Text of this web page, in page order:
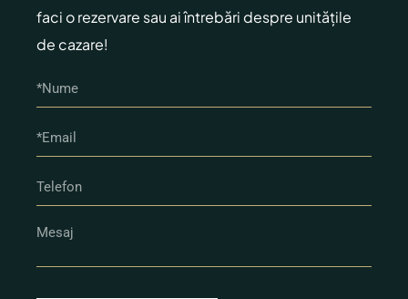
faci o rezervare sau ai întrebări despre unitățile
de cazare!